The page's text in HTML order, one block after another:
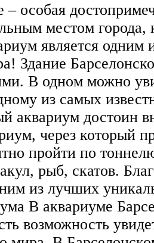
особая
местом
является одним
Здание
В одном можно
из самых
аквариум достоин
через который
пройти по
рыб, скатов.
из лучших
В аквариуме
возможность